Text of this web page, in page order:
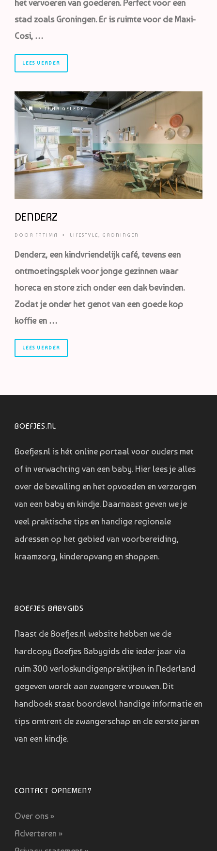
het vervoeren van goederen. Perfect voor een
stad zoals Groningen. Er is ruimte voor de Maxi-
Cosi, …
LEES VERDER
7 JAAR GELEDEN
DENDERZ
DOOR FATIMA • LIFESTYLE GRONINGEN
Denderz, een kindvriendelijk café, tevens een
ontmoetingsplek voor jonge gezinnen waar
horeca en store zich onder een dak bevinden.
Zodat je onder het genot van een goede kop
koffie en …
LEES VERDER
BOEFJES.NL
Boefjes.nl is hét online portaal voor ouders met
of in verwachting van een baby. Hier lees je alles
over de bevalling en het opvoeden en verzorgen
van een baby en kindje. Daarnaast geven we je
veel praktische tips en handige regionale
adressen op het gebied van voorbereiding,
kraamzorg, kinderopvang en shoppen.
BOEFJES BABYGIDS
Naast de Boefjes.nl website hebben we de
hardcopy Boefjes Babygids die ieder jaar via
ruim 300 verloskundigenpraktijken in Nederland
gegeven wordt aan zwangere vrouwen. Dit
handboek staat boordevol handige informatie en
tips omtrent de zwangerschap en de eerste jaren
van een kindje.
CONTACT OPNEMEN?
Over ons »
Adverteren »